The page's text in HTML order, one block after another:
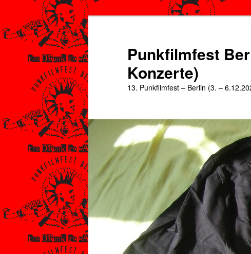
primären
springen
sekundären
springen
Punkfilmfest
Konzerte)
13. Punkfilmfest – Berlin (3. –